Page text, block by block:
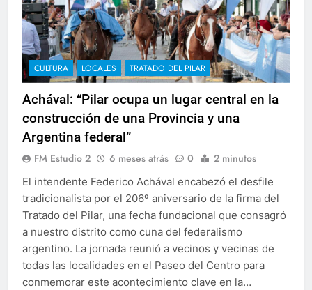
CULTURA LOCALES TRATADO DEL PILAR
Achával: “Pilar ocupa un lugar central en la
construcción de una Provincia y una
Argentina federal”
FM Estudio 2 6 meses atrás 0 2 minutos
El intendente Federico Achával encabezó el desfile
tradicionalista por el 206º aniversario de la firma del
Tratado del Pilar, una fecha fundacional que consagró
a nuestro distrito como cuna del federalismo
argentino. La jornada reunió a vecinos y vecinas de
todas las localidades en el Paseo del Centro para
conmemorar este acontecimiento clave en la…